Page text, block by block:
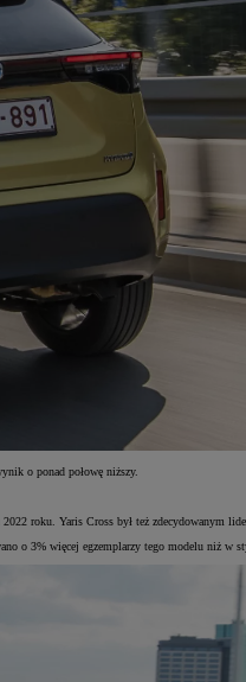
o ponad połowę niższy.
roku. Yaris Cross był też zdecydowanym
o 3% więcej egzemplarzy tego modelu niż w